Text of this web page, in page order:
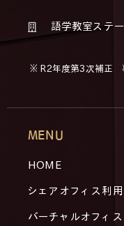
語学教室ステ
※ R2年度第3次補正
MENU
HOME
シェアオフィス利
バーチャルオフィ